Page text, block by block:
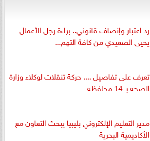
رد اعتبار وإنصاف قانوني.. براءة رجل الأعمال
يحيى الصعيدي من كافة التهم...
تعرف على تفاصيل .... حركة تنقلات لوكلاء وزارة
الصحه بـ 14 محافظه
مدير التعليم الإلكتروني بليبيا يبحث التعاون مع
الأكاديمية البحرية